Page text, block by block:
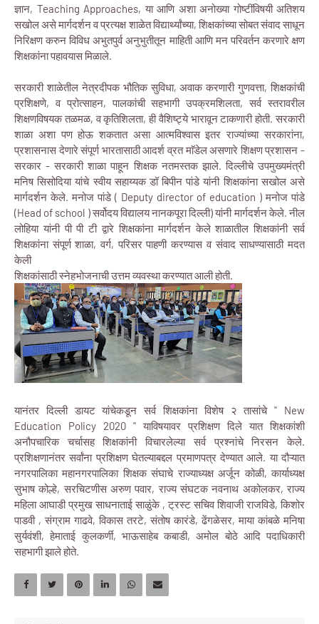
ज्ञान, Teaching Approaches, या आणि अशा अनोख्या गोष्टींविषयी अतिशय
सखोल असे मार्गदर्शन व प्रत्यक्ष शाळेत विद्यार्थ्यांच्या, शिक्षकांच्या सोबत संवाद साधून
निरिक्षण करुन विविध अभुतपुर्व अनुभुतीतून माहिती आणि मन परिवर्तन करणारे क्षण
शिक्षकांना पहावयास मिळाले.
सरकारी शाळेतील नेत्रदीपक भौतिक सुविधा, अवाक करणारी गुणवत्ता, शिक्षकांची
प्रशिक्षणे, व प्रोत्साहन, पालकांची सहभागी उपक्रमशिलता, सर्व स्तरावरील
शिक्षणविषयक तळमळ, व कृतिशिलता, ही वैशिष्ट्ये भारावून टाकणारी होती. सरकारी
शाळा अशा पण होऊ शकतात असा आत्मविश्वास इतर राज्यांच्या सरकारांना,
प्रशासनास देणारे संपूर्ण भारतासाठी आदर्श व्रत माॅडेल असणारे शिक्षण प्रशासन -
सरकार - सरकारी शाळा पाहून शिक्षक नतमस्तक झाले. दिल्लीचे उपमुख्यमंत्री
मनिष सिसोदिया यांचे स्वीय सहाय्यक डॉ बिपीन पांडे यांनी शिक्षकांना सखोल असे
मार्गदर्शन केले. मनोज पांडे ( Deputy director of education ) मनोज पांडे
(Head of school ) सर्वोदय विद्यालय नानकपूरा दिल्ली) यांनी मार्गदर्शन केले. नील
लोहिया यांनी पी पी टी द्वारे शिक्षकांना मार्गदर्शन केले शाळातील शिक्षकांनी सर्व
शिक्षकांना संपूर्ण शाळा, वर्ग, परिसर पाहणी करण्यास व संवाद साधण्यासाठी मदत
केली
शिक्षकांसाठी स्नेहभोजनाची उत्तम व्यवस्था करण्यात आली होती.
यानंतर दिल्ली डायट यांचेकडून सर्व शिक्षकांना विशेष २ तासांचे " New
Education Policy 2020 " याविषयावर प्रशिक्षण दिले यात शिक्षकांशी
अनौपचारिक चर्चासह शिक्षकांनी विचारलेल्या सर्व प्रश्नांचे निरसन केले.
प्रशिक्षणानंतर सर्वांना प्रशिक्षण घेतल्याबद्दल प्रमाणपत्र देण्यात आले. या दौऱ्यात
नगरपालिका महानगरपालिका शिक्षक संघाचे राज्याध्यक्ष अर्जून कोळी, कार्याध्यक्ष
सुभाष कोल्हे, सरचिटणीस अरुण पवार, राज्य संघटक नवनाथ अकोलकर, राज्य
महिला आघाडी प्रमुख साधनाताई साळुंके , ट्रस्ट सचिव शिवाजी राजविडे, किशोर
पाडवी , संग्राम गाढवे, विकास तरटे, संतोष कारंडे, ढेंगळेसर, माया कांबळे मनिषा
सुर्यवंशी, हेमाताई कुलकर्णी, भाऊसाहेब कबाडी, अमोल बोठे आदि पदाधिकारी
सहभागी झाले होते.